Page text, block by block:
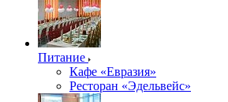
Питание
Кафе «Евразия»
Ресторан «Эдельвейс»